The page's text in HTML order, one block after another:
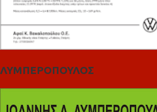
ΛΥΜΠΕΡΟΠΟΥΛΟΣ